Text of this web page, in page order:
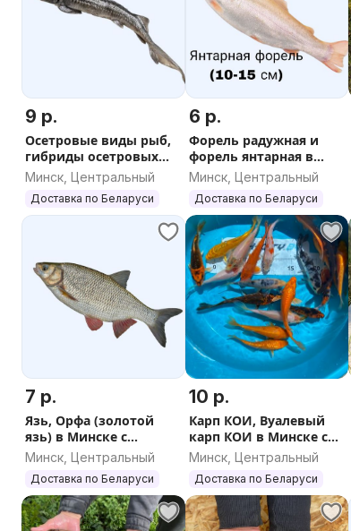
9 р.
Осетровые виды рыб,
гибриды осетровых
для пруда в Минске с
доставкой
Минск, Центральный
Доставка по Беларуси
6 р.
Форель радужная и
форель янтарная в
Минске с доставкой
Минск, Центральный
Доставка по Беларуси
7 р.
Язь, Орфа (золотой
язь) в Минске с
доставкой
Минск, Центральный
Доставка по Беларуси
10 р.
Карп КОИ, Вуалевый
карп КОИ в Минске с
доставкой
Минск, Центральный
Доставка по Беларуси